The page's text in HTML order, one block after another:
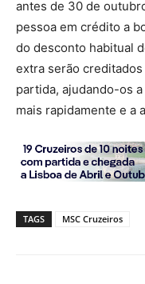
antes de 30 de
pessoa em crédito a
do desconto habitual
extra serão
partida, ajudando-os
mais rapidamente e a
TAGS MSC Cruzeiros